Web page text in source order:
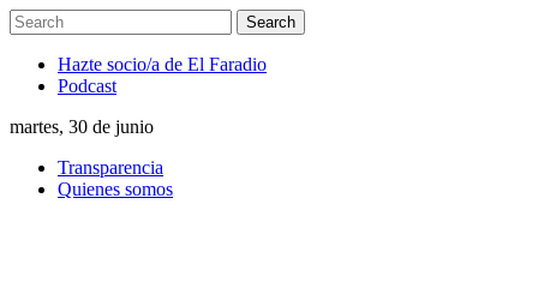
Hazte socio/a de El Faradio
Podcast
martes, 30 de junio
Transparencia
Quienes somos